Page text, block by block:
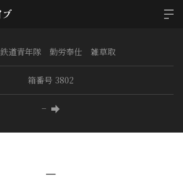
鉄道青年隊 勤労奉仕 雑草取
箱番号 3802
−
−